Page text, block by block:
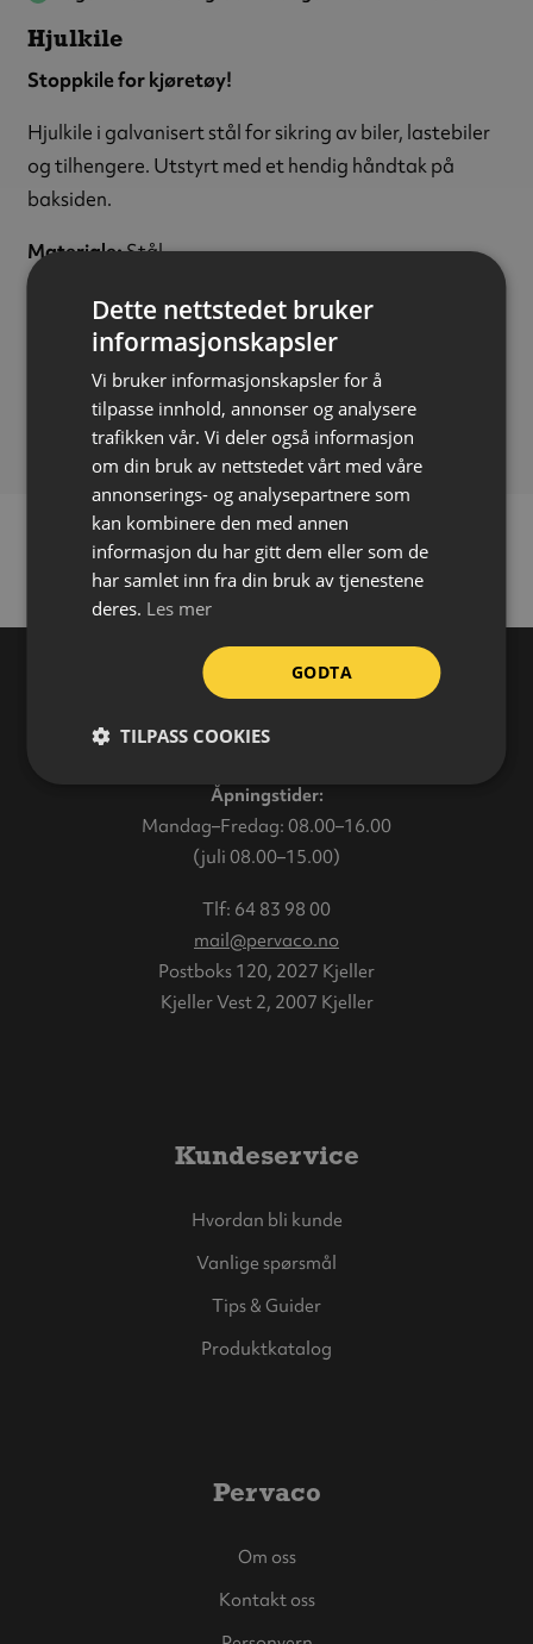
Hjulkile
Stoppkile for kjøretøy!
Hjulkile i galvanisert stål for sikring av biler, lastebiler
og tilhengere. Utstyrt med et hendig håndtak på
baksiden.
Materiale:Stål
Høyde:
Bredde:160 mm
Dybde: 380 mm
Maks dekkdiameter:920 mm
3 kg
Varehus
Åpningstider:
Mandag–Fredag: 08.00–16.00
(juli 08.00–15.00)
Tlf: 64 83 98 00
mail@pervaco.no
Postboks 120, 2027 Kjeller
Kjeller Vest 2, 2007 Kjeller
Kundeservice
Hvordan bli kunde
Vanlige spørsmål
Tips & Guider
Produktkatalog
Pervaco
Om oss
Kontakt oss
Dette nettstedet bruker
informasjonskapsler
Vi bruker informasjonskapsler for å
tilpasse innhold, annonser og analysere
trafikken vår. Vi deler også informasjon
om din bruk av nettstedet vårt med våre
annonserings- og analysepartnere som
kan kombinere den med annen
informasjon du har gitt dem eller som de
har samlet inn fra din bruk av tjenestene
deres. Les mer
GODTA
TILPASS COOKIES